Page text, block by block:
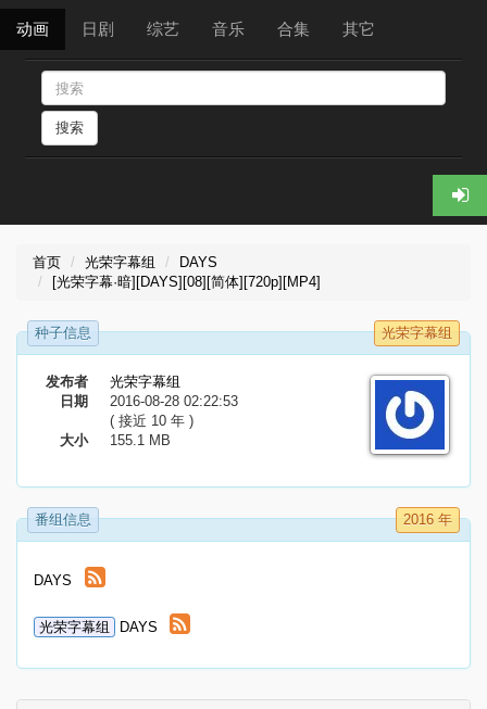
动画 日剧 综艺 音乐 合集 其它
搜索
首页 光荣字幕组
DAYS
[光荣字幕·暗][DAYS][08][简体][720p][MP4]
种子信息 光荣字幕组
发布者
光荣字幕组
日期
2016-08-28 02:22:53
( 接近 10 年 )
大小
155.1 MB
番组信息 2016 年
DAYS
光荣字幕组 DAYS